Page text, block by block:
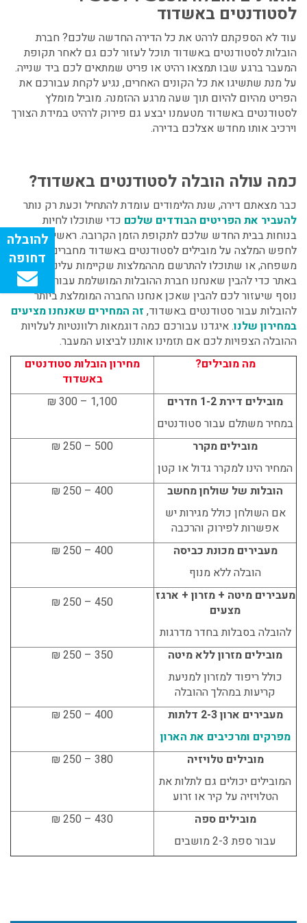
לסטודנטים באשדוד
עוד לא הספקתם לרהט את כל הדירה החדשה שלכם? חברת
הובלות לסטודנטים באשדוד תוכל לעזור לכם גם לאחר תקופת
המעבר ברגע שבו תמצאו רהיט או פריט שמתאים לכם ביד שנייה.
על מנת שתשיגו את כל הקונים האחרים, נגיע לקחת עבורכם את
הפריט מהיום להיום תוך שעה מרגע ההזמנה. מוביל מומלץ
לסטודנטים באשדוד מטעמנו יבצע גם פירוק לרהיט במידת הצורך
וירכיב אותו מחדש אצלכם בדירה.
כמה עולה הובלה לסטודנטים באשדוד?
כבר מצאתם דירה, שנת הלימודים עומדת להתחיל וכעת רק נותר
להעביר את הפריטים הבודדים שלכם כדי שתוכלו לחיות
בנוחות בבית החדש שלכם לתקופת הזמן הקרובה. ראשית עליכם
לחפש המלצה על מובילים לסטודנטים באשדוד מחברים או בני
משפחה, או שתוכלו להתרשם מההמלצות שקיימות עלינו כאן
באתר כדי להבין שאנחנו חברת ההובלות המושלמת עבורכם. דבר
נוסף שיעזור לכם להבין שאכן אנחנו החברה המומלצת ביותר
להובלות עבור סטודנטים באשדוד, זה המחירים שאנחנו מציעים
במחירון שלנו. איגדנו עבורכם כמה דוגמאות רלוונטיות לעלויות
ההובלה הצפויות לכם אם תזמינו אותנו לביצוע המעבר.
מה מובילים?
מחירון הובלות סטודנטים
באשדוד
מובילים דירת 1-2 חדרים
במחיר משתלם עבור סטודנטים
1,100 – 300 ₪
מובילים מקרר
המחיר הינו למקרר גדול או קטן
500 – 250 ₪
הובלות של שולחן מחשב
אם השולחן כולל מגירות יש
אפשרות לפירוק והרכבה
400 – 250 ₪
מעבירים מכונת כביסה
הובלה ללא מנוף
400 – 250 ₪
מעבירים מיטה + מזרון + ארגז
מצעים
להובלה בסבלות בחדר מדרגות
450 – 250 ₪
מובילים מזרון ללא מיטה
כולל ריפוד למזרון למניעת
קריעות במהלך ההובלה
350 – 250 ₪
מעבירים ארון 2-3 דלתות
מפרקים ומרכיבים את הארון
400 – 250 ₪
מובילים טלויזיה
המובילים יכולים גם לתלות את
הטלויזיה על קיר או זרוע
380 – 250 ₪
מובילים ספה
עבור ספת 2-3 מושבים
430 – 250 ₪